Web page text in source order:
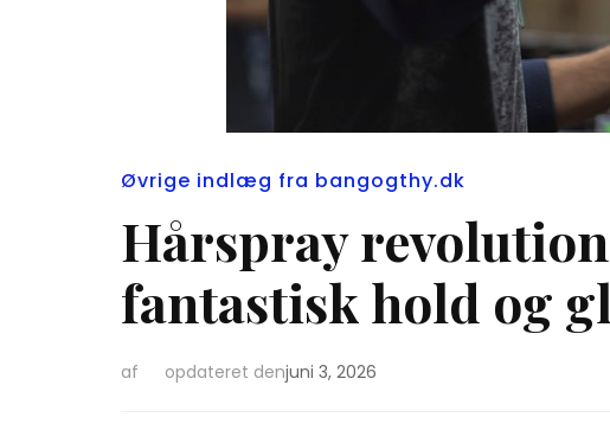
Øvrige indlæg fra bangogthy.dk
Hårspray
fantastisk hold og
af opdateret denjuni 3, 2026